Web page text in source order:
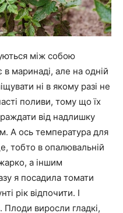
між собою
маринаді, але на одній
ні в якому разі не
поливи, тому що їх
від надлишку
А ось температура для
тобто в опалювальній
а іншим
я посадила томати
рік відпочити. І
виросли гладкі,